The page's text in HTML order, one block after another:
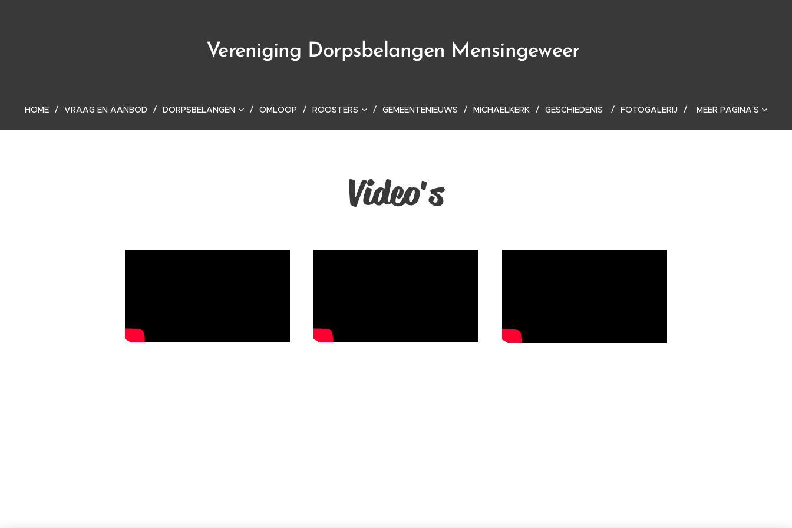
Vereniging Dorpsbelangen Mensingeweer
HOME VRAAG EN AANBOD DORPSBELANGEN OMLOOP ROOSTERS GEMEENTENIEUWS MICHAËLKERK GESCHIEDENIS FOTOGALERIJ MEER PAGINA'S
Video's